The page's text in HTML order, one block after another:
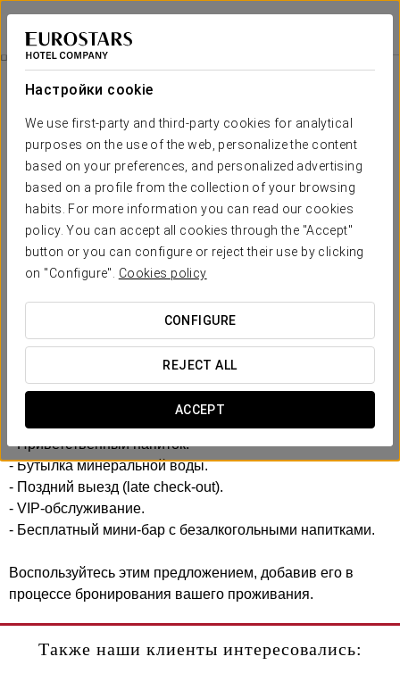
Настройки cookie
We use first-party and third-party cookies for analytical
purposes on the use of the web, personalize the content
based on your preferences, and personalized advertising
based on a profile from the collection of your browsing
habits. For more information you can read our cookies
policy. You can accept all cookies through the "Accept"
button or you can configure or reject their use by clicking
on "Configure". Cookies policy
CONFIGURE
REJECT ALL
ACCEPT
Exe Domus Aurea
РИМ
Бизнес-Опыт
10 €
Бизнес-опыт
Приезжайте в Hotel Exe Domus Aurea Hotel и
расслабьтесь после насыщенного рабочего дня с этим
специально разработанным для вас предложением.
Включает:
- Приветственный напиток.
- Бутылка минеральной воды.
- Поздний выезд (late check-out).
- VIP-обслуживание.
- Бесплатный мини-бар с безалкогольными напитками.
Воспользуйтесь этим предложением, добавив его в
процессе бронирования вашего проживания.
Также наши клиенты интересовались: